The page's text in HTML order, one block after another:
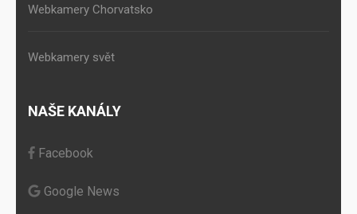
Webkamery Chorvatsko
Webkamery svět
NAŠE KANÁLY
Facebook
Google News